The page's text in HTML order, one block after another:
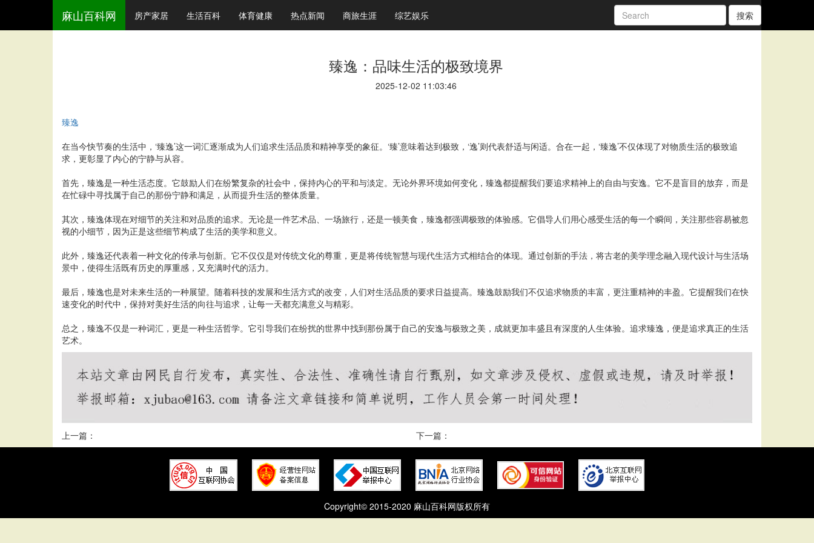
麻山百科网 房产家居 生活百科 体育健康 热点新闻 商旅生涯 综艺娱乐 搜索
臻逸：品味生活的极致境界
2025-12-02 11:03:46
臻逸
在当今快节奏的生活中，‘臻逸’这一词汇逐渐成为人们追求生活品质和精神享受的象征。‘臻’意味着达到极致，‘逸’则代表舒适与闲适。合在一起，‘臻逸’不仅体现了对物质生活的极致追
求，更彰显了内心的宁静与从容。
首先，臻逸是一种生活态度。它鼓励人们在纷繁复杂的社会中，保持内心的平和与淡定。无论外界环境如何变化，臻逸都提醒我们要追求精神上的自由与安逸。它不是盲目的放弃，而是
在忙碌中寻找属于自己的那份宁静和满足，从而提升生活的整体质量。
其次，臻逸体现在对细节的关注和对品质的追求。无论是一件艺术品、一场旅行，还是一顿美食，臻逸都强调极致的体验感。它倡导人们用心感受生活的每一个瞬间，关注那些容易被忽
视的小细节，因为正是这些细节构成了生活的美学和意义。
此外，臻逸还代表着一种文化的传承与创新。它不仅仅是对传统文化的尊重，更是将传统智慧与现代生活方式相结合的体现。通过创新的手法，将古老的美学理念融入现代设计与生活场
景中，使得生活既有历史的厚重感，又充满时代的活力。
最后，臻逸也是对未来生活的一种展望。随着科技的发展和生活方式的改变，人们对生活品质的要求日益提高。臻逸鼓励我们不仅追求物质的丰富，更注重精神的丰盈。它提醒我们在快
速变化的时代中，保持对美好生活的向往与追求，让每一天都充满意义与精彩。
总之，臻逸不仅是一种词汇，更是一种生活哲学。它引导我们在纷扰的世界中找到那份属于自己的安逸与极致之美，成就更加丰盛且有深度的人生体验。追求臻逸，便是追求真正的生活
艺术。
上一篇： 下一篇：
Copyright© 2015-2020 麻山百科网版权所有